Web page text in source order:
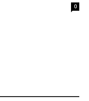
0